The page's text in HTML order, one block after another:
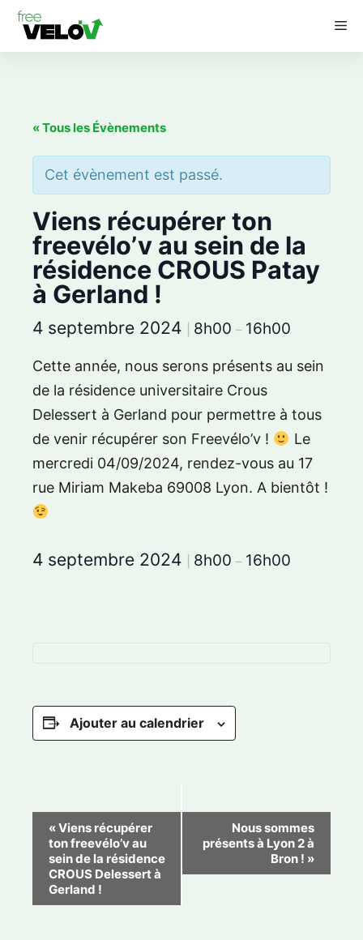
Aller
« Tous les Évènements
Cet évènement est passé.
Viens récupérer ton
freevélo’v au sein de la
résidence CROUS Patay
à Gerland !
4 septembre 2024 8h00 – 16h00
Cette année, nous serons présents au sein
de la résidence universitaire Crous
Delessert à Gerland pour permettre à tous
de venir récupérer son Freevélo’v !
Le
mercredi 04/09/2024, rendez-vous au 17
rue Miriam Makeba 69008 Lyon. A bientôt !
4 septembre 2024 8h00 – 16h00
Ajouter au calendrier
«Viens récupérer
ton freevélo’v au
sein de la résidence
CROUS Delessert à
Gerland !
Nous sommes
présents à Lyon 2 à
Bron ! »